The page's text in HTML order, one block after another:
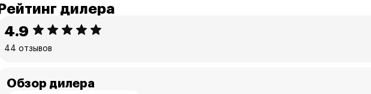
Рейтинг дилера
4.9
44 отзывов
Обзор дилера